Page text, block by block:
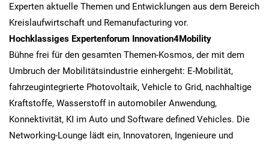
Experten aktuelle Themen und Entwicklungen aus dem Bereich
Kreislaufwirtschaft und Remanufacturing vor.
Hochklassiges Expertenforum Innovation4Mobility
Bühne frei für den gesamten Themen-Kosmos, der mit dem
Umbruch der Mobilitätsindustrie einhergeht: E-Mobilität,
fahrzeugintegrierte Photovoltaik, Vehicle to Grid, nachhaltige
Kraftstoffe, Wasserstoff in automobiler Anwendung,
Konnektivität, KI im Auto und Software defined Vehicles. Die
Networking-Lounge lädt ein, Innovatoren, Ingenieure und